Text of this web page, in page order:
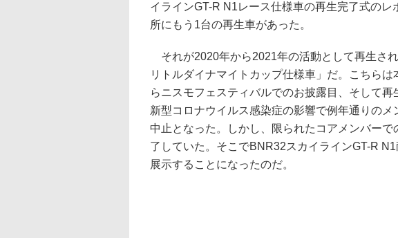
イラインGT-R N1レース仕様車の再生完了式の
所にもう1台の再生車があった。
それが2020年から2021年の活動として再生さ
リトルダイナマイトカップ仕様車」だ。こちら
らニスモフェスティバルでのお披露目、そして再
新型コロナウイルス感染症の影響で例年通りの
中止となった。しかし、限られたコアメンバー
了していた。そこでBNR32スカイラインGT-R
展示することになったのだ。